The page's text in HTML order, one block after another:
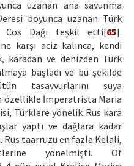
uzanan ana savunma
boyunca uzanan Türk
Cos Dağı teşkil etti[65].
karşı aciz kalınca, kendi
karadan ve denizden Türk
başladı ve bu şekilde
tasavvurlarını suya
özellikle İmperatrista Maria
Türklere yönelik Rus kara
yaptı ve dağlara kadar
Rus taarruzu en fazla Kelali,
yönelmişti. Of